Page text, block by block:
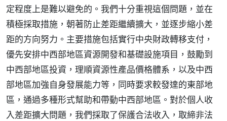
定程度上是難以避免的。我們十分重視這個問題，並在
積極採取措施，朝著防止差距繼續擴大，並逐步縮小差
距的方向努力。主要措施包括實行中央財政轉移支付，
優先安排中西部地區資源開發和基礎設施項目，鼓勵到
中西部地區投資，理順資源性產品價格體系，以及中西
部地區加強自身發展能力等，同時要求較發達的東部地
區，通過多種形式幫助和帶動中西部地區。對於個人收
入差距擴大問題，我們採取了保護合法收入，取締非法